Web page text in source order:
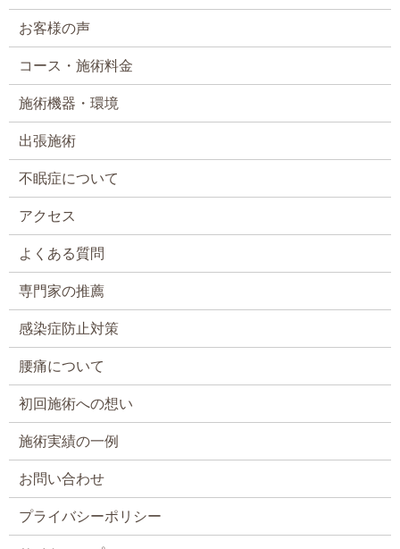
お客様の声
コース・施術料金
施術機器・環境
出張施術
不眠症について
アクセス
よくある質問
専門家の推薦
感染症防止対策
腰痛について
初回施術への想い
施術実績の一例
お問い合わせ
プライバシーポリシー